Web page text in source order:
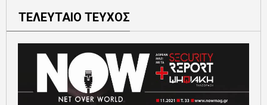
ΤΕΛΕΥΤΑΙΟ ΤΕΥΧΟΣ